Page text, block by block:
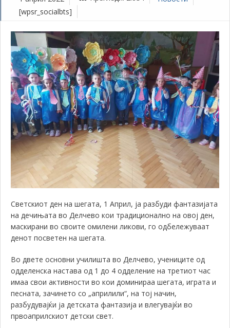
[wpsr_socialbts]
Светскиот ден на шегата, 1 Април, ја разбуди фантазијата
на дечињата во Делчево кои традиционално на овој ден,
маскирани во своите омилени ликови, го одбележуваат
денот посветен на шегата.
Во двете основни училишта во Делчево, учениците од
одделенска настава од 1 до 4 одделение на третиот час
имаа свои активности во кои доминираа шегата, играта и
песната, зачинето со „априлили“, на тој начин,
разбудувајќи ја детската фантазија и влегувајќи во
првоаприлскиот детски свет.